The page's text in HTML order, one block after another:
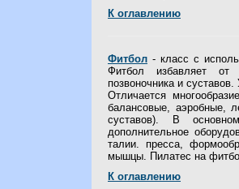
К оглавлению
Фитбол - класс с
Фитбол избавляет
позвоночника и
Отличается
балансовые, аэробные,
суставов). В
дополнительное
талии. пресса,
мышцы. Пилатес на
К оглавлению